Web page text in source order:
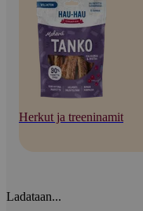
Herkut ja treeninamit
Ladataan...